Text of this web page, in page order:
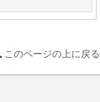
このページの上に戻る